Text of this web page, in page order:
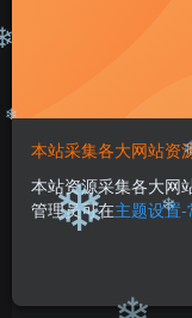
此内容为付费阅读，
黄金会员免
本站采集各大网站资
本站资源采集各大网
管理员可在主题设置
❄